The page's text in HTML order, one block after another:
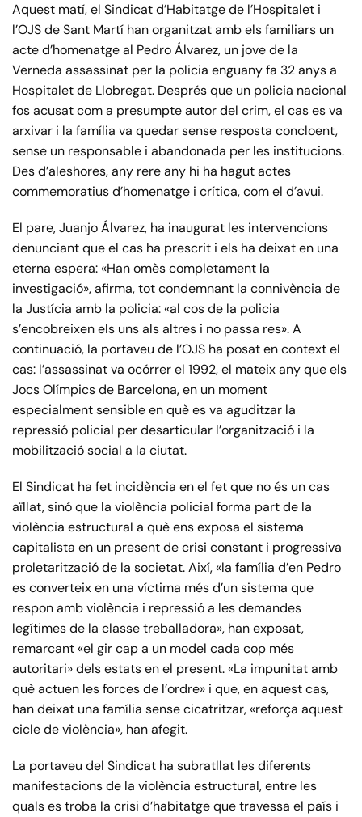
Aquest matí, el Sindicat d’Habitatge de l’Hospitalet i
l’OJS de Sant Martí han organitzat amb els familiars un
acte d’homenatge al Pedro Álvarez, un jove de la
Verneda assassinat per la policia enguany fa 32 anys a
Hospitalet de Llobregat. Després que un policia nacional
fos acusat com a presumpte autor del crim, el cas es va
arxivar i la família va quedar sense resposta concloent,
sense un responsable i abandonada per les institucions.
Des d’aleshores, any rere any hi ha hagut actes
commemoratius d’homenatge i crítica, com el d’avui.
El pare, Juanjo Álvarez, ha inaugurat les intervencions
denunciant que el cas ha prescrit i els ha deixat en una
eterna espera: «Han omès completament la
investigació», afirma, tot condemnant la connivència de
la Justícia amb la policia: «al cos de la policia
s’encobreixen els uns als altres i no passa res». A
continuació, la portaveu de l’OJS ha posat en context el
cas: l’assassinat va ocórrer el 1992, el mateix any que els
Jocs Olímpics de Barcelona, en un moment
especialment sensible en què es va aguditzar la
repressió policial per desarticular l’organització i la
mobilització social a la ciutat.
El Sindicat ha fet incidència en el fet que no és un cas
aïllat, sinó que la violència policial forma part de la
violència estructural a què ens exposa el sistema
capitalista en un present de crisi constant i progressiva
proletarització de la societat. Així, «la família d’en Pedro
es converteix en una víctima més d’un sistema que
respon amb violència i repressió a les demandes
legítimes de la classe treballadora», han exposat,
remarcant «el gir cap a un model cada cop més
autoritari» dels estats en el present. «La impunitat amb
què actuen les forces de l’ordre» i que, en aquest cas,
han deixat una família sense cicatritzar, «reforça aquest
cicle de violència», han afegit.
La portaveu del Sindicat ha subratllat les diferents
manifestacions de la violència estructural, entre les
quals es troba la crisi d’habitatge que travessa el país i